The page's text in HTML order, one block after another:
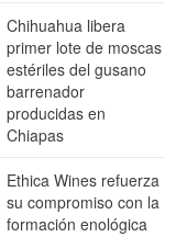
Chihuahua libera
primer lote de moscas
estériles del gusano
barrenador
producidas en
Chiapas
Ethica Wines refuerza
su compromiso con la
formación enológica